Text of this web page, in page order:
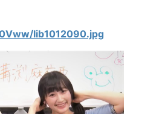
lib1012090.jpg